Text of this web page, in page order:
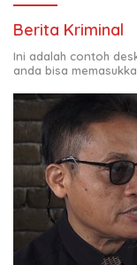
Berita Kriminal
Ini adalah contoh
anda bisa